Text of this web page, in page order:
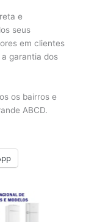
e
seus
em clientes
garantia dos
os bairros e
ABCD.